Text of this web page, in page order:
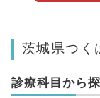
茨城県つく
診療科目から